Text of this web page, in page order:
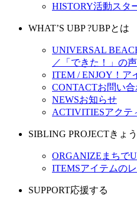
HISTORY活動スタ
WHAT’S UBP ?UBPとは
UNIVERSAL
／「できた！」の声
ITEM / ENJOY！ ア
CONTACTお問い
NEWSお知らせ
ACTIVITIESアクテ
SIBLING PROJECTきょ
ORGANIZE まちで
ITEMSアイテムの
SUPPORT応援する